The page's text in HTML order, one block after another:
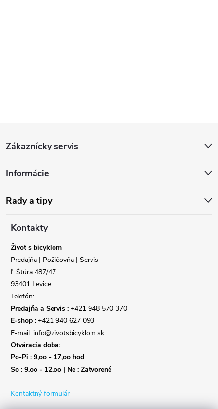
p
ä
Zákaznícky servis
Informácie
Rady a tipy
Kontakty
Život s bicyklom
Predajňa | Požičovňa | Servis
Ľ.Štúra 487/47
93401 Levice
Telefón:
Predajňa a Servis : +421 948 570 370
E-shop : +421 940 627 093
E-mail: info@zivotsbicyklom.sk
Otváracia doba:
Po-Pi : 9,oo - 17,oo hod
So : 9,oo - 12,oo | Ne : Zatvorené
Kontaktný formulár